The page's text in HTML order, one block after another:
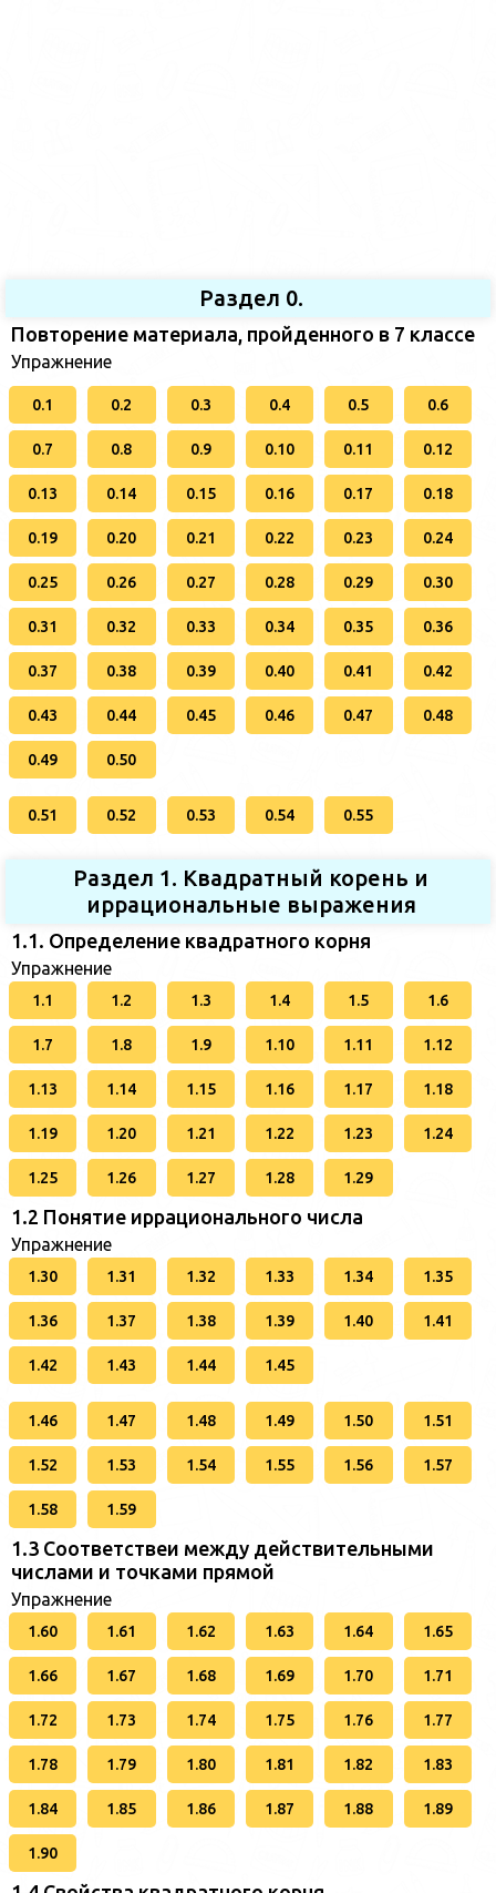
Раздел 0.
Повторение материала, пройденного в 7 классе
Упражнение
0.1 0.2 0.3 0.4 0.5 0.6
0.7 0.8 0.9 0.10 0.11 0.12
0.13 0.14 0.15 0.16 0.17 0.18
0.19 0.20 0.21 0.22 0.23 0.24
0.25 0.26 0.27 0.28 0.29 0.30
0.31 0.32 0.33 0.34 0.35 0.36
0.37 0.38 0.39 0.40 0.41 0.42
0.43 0.44 0.45 0.46 0.47 0.48
0.49 0.50
0.51 0.52 0.53 0.54 0.55
Раздел 1. Квадратный корень и
иррациональные выражения
1.1. Определение квадратного корня
Упражнение
1.1 1.2 1.3 1.4 1.5 1.6
1.7 1.8 1.9 1.10 1.11 1.12
1.13 1.14 1.15 1.16 1.17 1.18
1.19 1.20 1.21 1.22 1.23 1.24
1.25 1.26 1.27 1.28 1.29
1.2 Понятие иррационального числа
Упражнение
1.30 1.31 1.32 1.33 1.34 1.35
1.36 1.37 1.38 1.39 1.40 1.41
1.42 1.43 1.44 1.45
1.46 1.47 1.48 1.49 1.50 1.51
1.52 1.53 1.54 1.55 1.56 1.57
1.58 1.59
1.3 Соответствеи между действительными
числами и точками прямой
Упражнение
1.60 1.61 1.62 1.63 1.64 1.65
1.66 1.67 1.68 1.69 1.70 1.71
1.72 1.73 1.74 1.75 1.76 1.77
1.78 1.79 1.80 1.81 1.82 1.83
1.84 1.85 1.86 1.87 1.88 1.89
1.90